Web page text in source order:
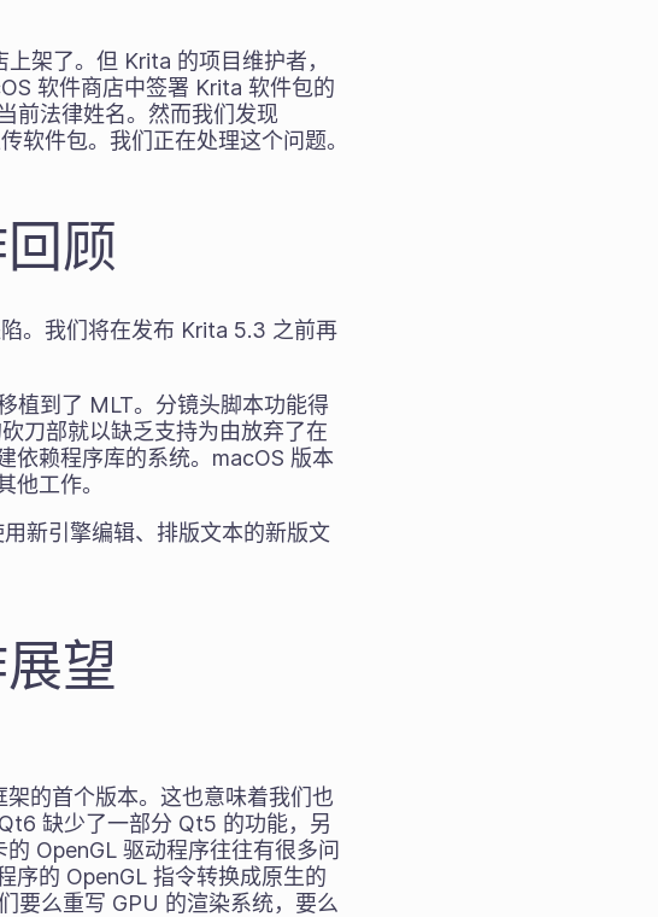
架了。但 Krita 的项目维护者，
软件商店中签署 Krita 软件包的
前法律姓名。然而我们发现
软件包。我们正在处理这个问题。
顾
。我们将在发布 Krita 5.3 之前再
植到了 MLT。分镜头脚本功能得
刀部就以缺乏支持为由放弃了在
依赖程序库的系统。macOS 版本
工作。
新引擎编辑、排版文本的新版文
望
的首个版本。这也意味着我们也
缺少了一部分 Qt5 的功能，另
OpenGL 驱动程序往往有很多问
序的 OpenGL 指令转换成原生的
要么重写 GPU 的渲染系统，要么